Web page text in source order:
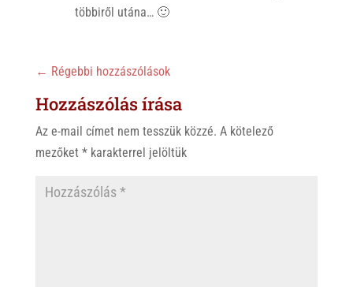
többiről utána… 🙂
← Régebbi hozzászólások
Hozzászólás írása
Az e-mail címet nem tesszük közzé. A kötelező
mezőket *karakterrel jelöltük